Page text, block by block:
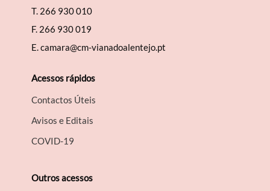
T. 266 930 010
F. 266 930 019
E.camara@cm-vianadoalentejo.pt
Acessos rápidos
Contactos Úteis
Avisos e Editais
COVID-19
Outros acessos